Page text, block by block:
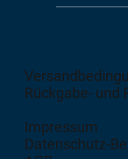
Rückgabe- und
Impressum
Datenschutz-